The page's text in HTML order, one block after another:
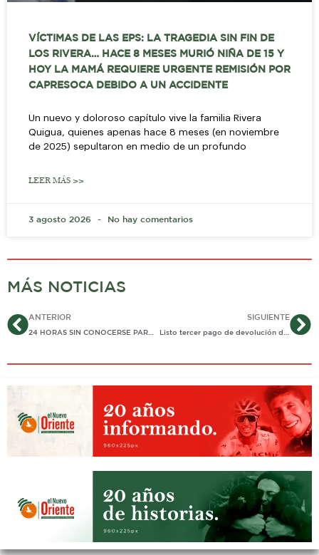
VÍCTIMAS DE LAS EPS: LA TRAGEDIA SIN FIN DE
LOS RIVERA… HACE 8 MESES MURIÓ NIÑA DE 15 Y
HOY LA MAMÁ REQUIERE URGENTE REMISIÓN POR
CAPRESOCA DEBIDO A UN ACCIDENTE
Un nuevo y doloroso capítulo vive la familia Rivera
Quigua, quienes apenas hace 8 meses (en noviembre
de 2025) sepultaron en medio de un profundo
LEER MÁS >>
3 agosto 2026 No hay comentarios
MÁS NOTICIAS
AntANTERIOR
24 HORAS SIN CONOCERSE PARADERO DE JOVEN ESTUDIANTE EN AGUAZUL
SIGUIENTE
Listo tercer pago de devolución del IVA